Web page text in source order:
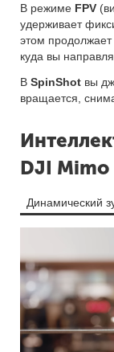
В режиме FPV
удерживает
этом продолжает
куда вы
В SpinShot вы
вращается,
DJI Mimo
Динамический